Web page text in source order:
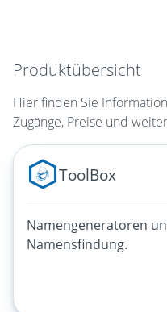
Produktübersicht
Hier finden Sie
Zugänge, Preise und
ToolBox
Namengeneratoren
Namensfindung.